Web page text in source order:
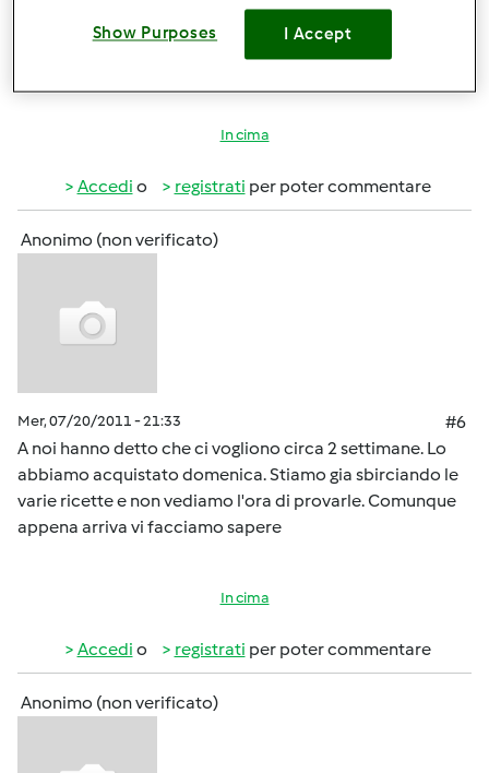
Mer, 07/20/2011 - 21:14
Benvenuti tra noi Elisa e Fabio!
In cima
Accedi o registrati per poter commentare
Anonimo (non verificato)
Mer, 07/20/2011 - 21:33
#6
A noi hanno detto che ci vogliono circa 2 settimane. Lo
abbiamo acquistato domenica. Stiamo gia sbirciando le
varie ricette e non vediamo l'ora di provarle. Comunque
appena arriva vi facciamo sapere
In cima
Accedi o registrati per poter commentare
Anonimo (non verificato)
Show Purposes I Accept